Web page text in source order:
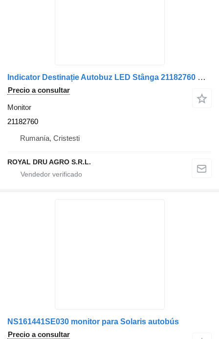
Indicator Destinație Autobuz LED Stânga 21182760 monitor para Solaris autobús
Precio a consultar
Monitor
21182760
Rumanía, Cristesti
ROYAL DRU AGRO S.R.L.
NS161441SE030 monitor para Solaris autobús
Precio a consultar